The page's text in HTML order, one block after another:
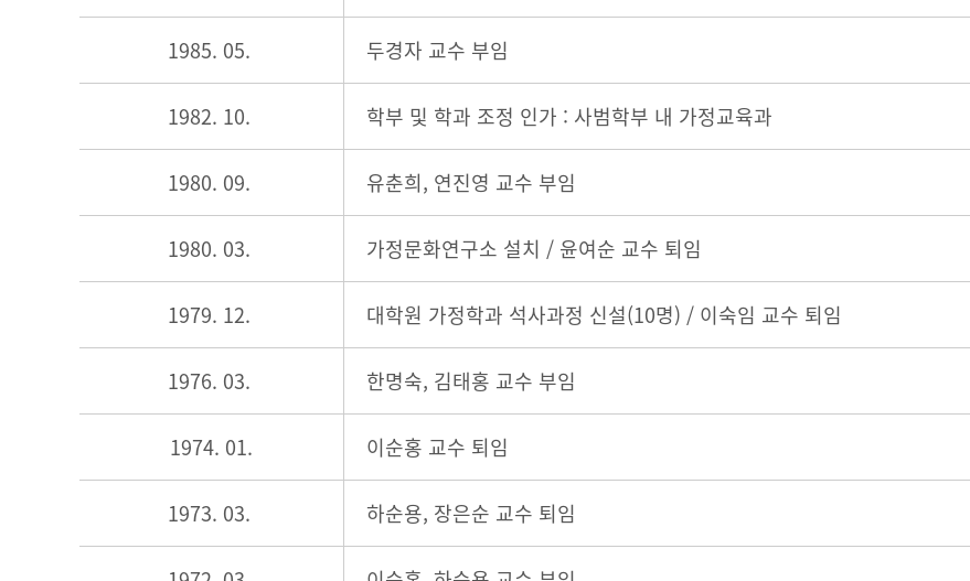
1985. 05. 두경자 교수 부임
1982. 10. 학부 및 학과 조정 인가 : 사범학부 내 가정교육과
1980. 09. 유춘희, 연진영 교수 부임
1980. 03. 가정문화연구소 설치 / 윤여순 교수 퇴임
1979. 12. 대학원 가정학과 석사과정 신설(10명) / 이숙임 교수 퇴임
1976. 03. 한명숙, 김태홍 교수 부임
1974. 01. 이순홍 교수 퇴임
1973. 03. 하순용, 장은순 교수 퇴임